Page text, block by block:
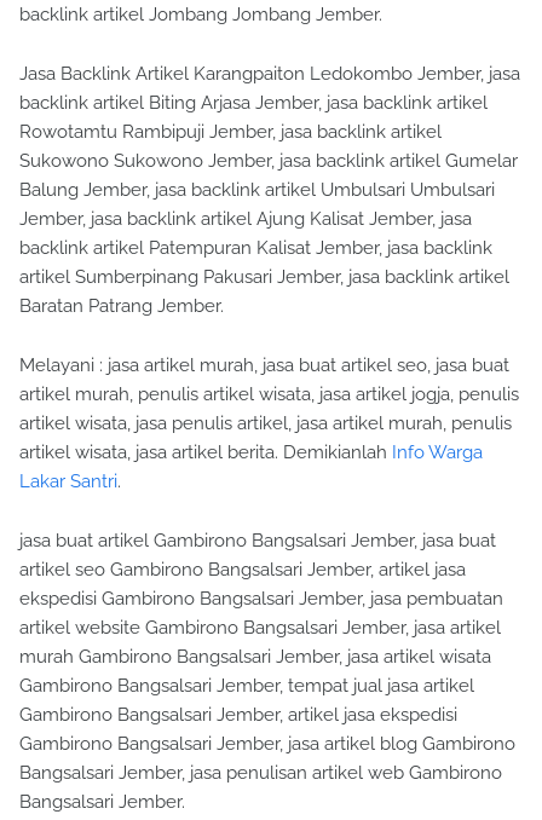
backlink artikel Jombang Jombang Jember.
Jasa Backlink Artikel Karangpaiton Ledokombo Jember, jasa
backlink artikel Biting Arjasa Jember, jasa backlink artikel
Rowotamtu Rambipuji Jember, jasa backlink artikel
Sukowono Sukowono Jember, jasa backlink artikel Gumelar
Balung Jember, jasa backlink artikel Umbulsari Umbulsari
Jember, jasa backlink artikel Ajung Kalisat Jember, jasa
backlink artikel Patempuran Kalisat Jember, jasa backlink
artikel Sumberpinang Pakusari Jember, jasa backlink artikel
Baratan Patrang Jember.
Melayani : jasa artikel murah, jasa buat artikel seo, jasa buat
artikel murah, penulis artikel wisata, jasa artikel jogja, penulis
artikel wisata, jasa penulis artikel, jasa artikel murah, penulis
artikel wisata, jasa artikel berita. Demikianlah Info Warga
Lakar Santri.
jasa buat artikel Gambirono Bangsalsari Jember, jasa buat
artikel seo Gambirono Bangsalsari Jember, artikel jasa
ekspedisi Gambirono Bangsalsari Jember, jasa pembuatan
artikel website Gambirono Bangsalsari Jember, jasa artikel
murah Gambirono Bangsalsari Jember, jasa artikel wisata
Gambirono Bangsalsari Jember, tempat jual jasa artikel
Gambirono Bangsalsari Jember, artikel jasa ekspedisi
Gambirono Bangsalsari Jember, jasa artikel blog Gambirono
Bangsalsari Jember, jasa penulisan artikel web Gambirono
Bangsalsari Jember.